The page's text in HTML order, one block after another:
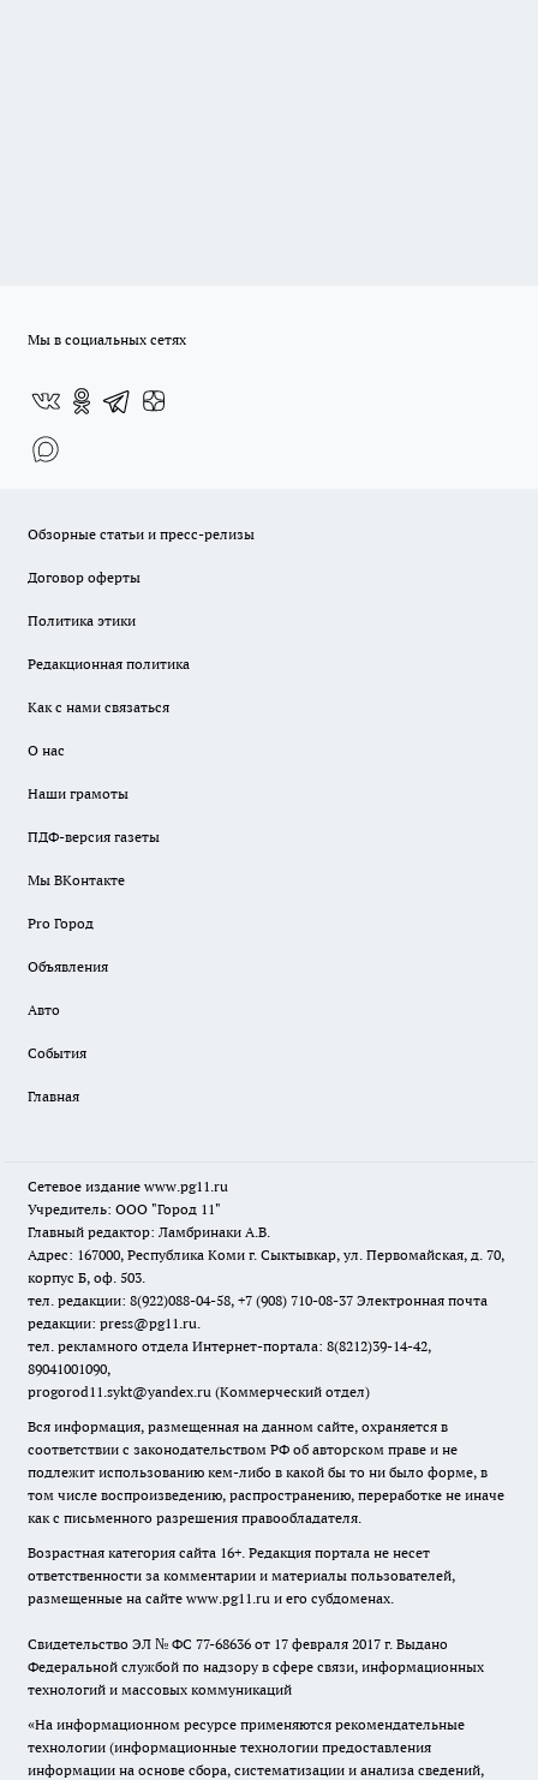
Мы в социальных сетях
Обзорные статьи и пресс-релизы
Договор оферты
Политика этики
Редакционная политика
Как с нами связаться
О нас
Наши грамоты
ПДФ-версия газеты
Мы ВКонтакте
Pro Город
Объявления
Авто
События
Главная
Сетевое издание www.pg11.ru
Учредитель: ООО "Город 11"
Главный редактор: Ламбринаки А.В.
Адрес: 167000, Республика Коми г. Сыктывкар, ул. Первомайская, д. 70,
корпус Б, оф. 503.
тел. редакции: 8(922)088-04-58, +7 (908) 710-08-37 Электронная почта
редакции: press@pg11.ru.
тел. рекламного отдела Интернет-портала: 8(8212)39-14-42,
89041001090,
progorod11.sykt@yandex.ru (Коммерческий отдел)
Вся информация, размещенная на данном сайте, охраняется в
соответствии с законодательством РФ об авторском праве и не
подлежит использованию кем-либо в какой бы то ни было форме, в
том числе воспроизведению, распространению, переработке не иначе
как с письменного разрешения правообладателя.
Возрастная категория сайта 16+. Редакция портала не несет
ответственности за комментарии и материалы пользователей,
размещенные на сайте www.pg11.ru и его субдоменах.
Свидетельство ЭЛ № ФС 77-68636 от 17 февраля 2017 г. Выдано
Федеральной службой по надзору в сфере связи, информационных
технологий и массовых коммуникаций
«На информационном ресурсе применяются рекомендательные
технологии (информационные технологии предоставления
информации на основе сбора, систематизации и анализа сведений,